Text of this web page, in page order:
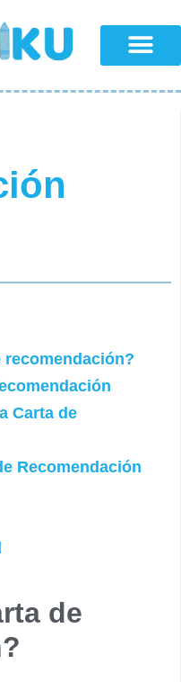
recomendación?
Carta de
Recomendación
de